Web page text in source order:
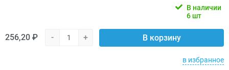
В наличии
6 шт
256,20 ₽ - + В корзину
в избранное